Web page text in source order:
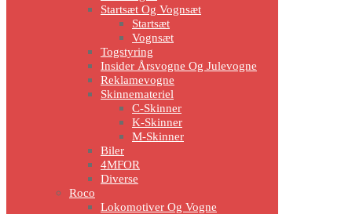
Startsæt Og Vognsæt
Startsæt
Vognsæt
Togstyring
Insider Årsvogne Og Julevogne
Reklamevogne
Skinnemateriel
C-Skinner
K-Skinner
M-Skinner
Biler
4MFOR
Diverse
Roco
Lokomotiver Og Vogne